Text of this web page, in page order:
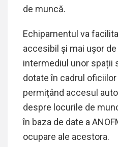
de muncă.
Echipamentul va
accesibil și mai ușor
intermediul unor spații
dotate în cadrul oficiilor
permițând accesul
despre locurile de
în baza de date a
ocupare ale acestora.